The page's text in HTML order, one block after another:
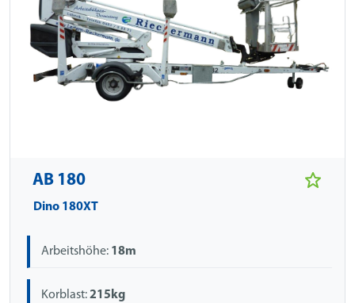
AB 180
Dino 180XT
Arbeitshöhe: 18m
Korblast:215kg